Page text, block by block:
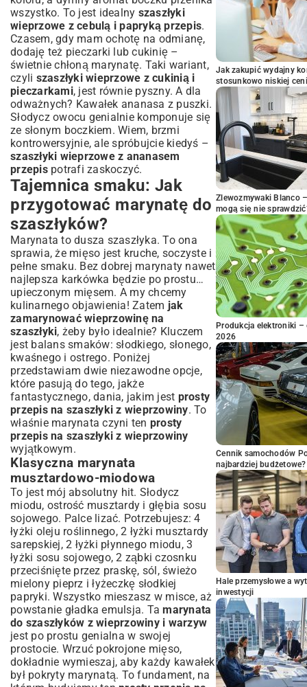
wszystko. To jest idealny szaszłyki
wieprzowe z cebulą i papryką przepis.
Czasem, gdy mam ochotę na odmianę,
dodaję też pieczarki lub cukinię –
świetnie chłoną marynatę. Taki wariant,
czyli szaszłyki wieprzowe z cukinią i
pieczarkami, jest równie pyszny. A dla
odważnych? Kawałek ananasa z puszki.
Słodycz owocu genialnie komponuje się
ze słonym boczkiem. Wiem, brzmi
kontrowersyjnie, ale spróbujcie kiedyś –
szaszłyki wieprzowe z ananasem
przepispotrafi zaskoczyć.
Tajemnica smaku: Jak
przygotować marynatę do
szaszłyków?
Marynata to dusza szaszłyka. To ona
sprawia, że mięso jest kruche, soczyste i
pełne smaku. Bez dobrej marynaty nawet
najlepsza karkówka będzie po prostu…
upieczonym mięsem. A my chcemy
kulinarnego objawienia! Zatem jak
zamarynować wieprzowinę na
szaszłyki, żeby było idealnie? Kluczem
jest balans smaków: słodkiego, słonego,
kwaśnego i ostrego. Poniżej
przedstawiam dwie niezawodne opcje,
które pasują do tego, jakże
fantastycznego, dania, jakim jest prosty
przepis na szaszłyki z wieprzowiny. To
właśnie marynata czyni ten prosty
przepis na szaszłyki z wieprzowiny
wyjątkowym.
Klasyczna marynata
musztardowo-miodowa
To jest mój absolutny hit. Słodycz
miodu, ostrość musztardy i głębia sosu
sojowego. Palce lizać. Potrzebujesz: 4
łyżki oleju roślinnego, 2 łyżki musztardy
sarepskiej, 2 łyżki płynnego miodu, 3
łyżki sosu sojowego, 2 ząbki czosnku
przeciśnięte przez praskę, sól, świeżo
mielony pieprz i łyżeczkę słodkiej
papryki. Wszystko mieszasz w misce, aż
powstanie gładka emulsja. Tamarynata
do szaszłyków z wieprzowiny i warzyw
jest po prostu genialna w swojej
prostocie. Wrzuć pokrojone mięso,
dokładnie wymieszaj, aby każdy kawałek
był pokryty marynatą. To fundament, na
Jak zakupić wydajny
stosunkowo niskiej
Zlewozmywaki Blanco
mogą się nie
Produkcja elektroniki –
2026
Cennik samochodów
najbardziej budżetowe?
Hale przemysłowe a
inwestycji